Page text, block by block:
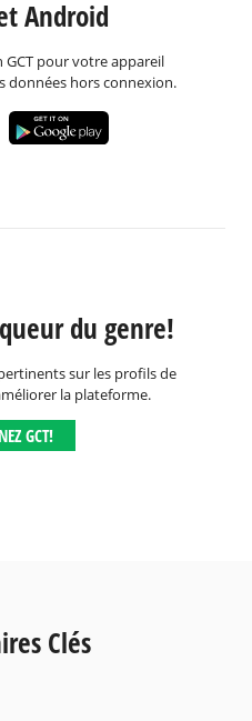
Android
GCT pour votre appareil
données hors connexion.
du genre!
sur les profils de
la plateforme.
GCT!
Clés